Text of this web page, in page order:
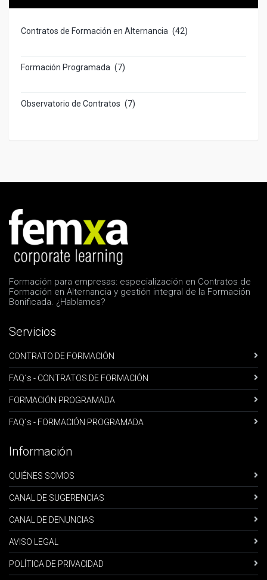
Contratos de Formación en Alternancia (42)
Formación Programada (7)
Observatorio de Contratos (7)
Formación para empresas: especialización en Contratos de
Formación en Alternancia y gestión integral de la Formación
Bonificada. ¿Hablamos?
Servicios
CONTRATO DE FORMACIÓN
FAQ´s - CONTRATOS DE FORMACIÓN
FORMACIÓN PROGRAMADA
FAQ´s - FORMACIÓN PROGRAMADA
Información
QUIÉNES SOMOS
CANAL DE SUGERENCIAS
CANAL DE DENUNCIAS
AVISO LEGAL
POLÍTICA DE PRIVACIDAD